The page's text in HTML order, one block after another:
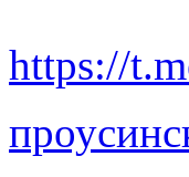
https://